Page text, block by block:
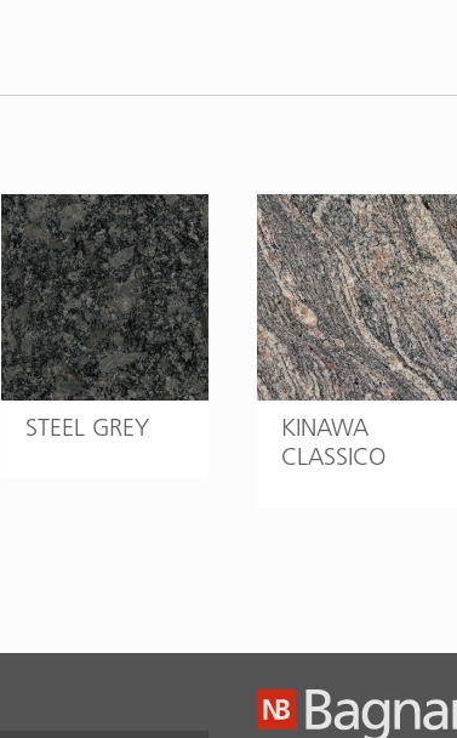
STEEL GREY
KINAWA
CLASSICO